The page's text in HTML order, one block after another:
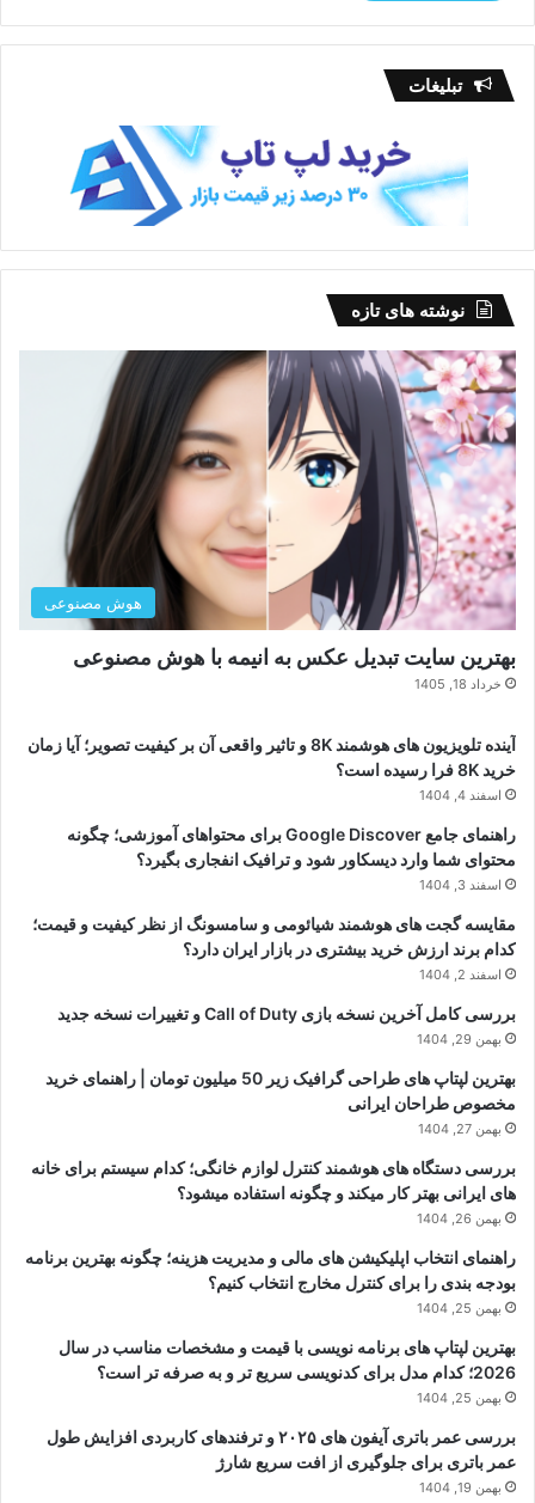
تبلیغات
نوشته های تازه
هوش مصنوعی
بهترین سایت تبدیل عکس به انیمه با هوش مصنوعی
خرداد 18, 1405
آینده تلویزیون های هوشمند 8K و تاثیر واقعی آن بر کیفیت تصویر؛ آیا زمان
خرید 8K فرا رسیده است؟
اسفند 4, 1404
راهنمای جامع Google Discover برای محتواهای آموزشی؛ چگونه
محتوای شما وارد دیسکاور شود و ترافیک انفجاری بگیرد؟
اسفند 3, 1404
مقایسه گجت های هوشمند شیائومی و سامسونگ از نظر کیفیت و قیمت؛
کدام برند ارزش خرید بیشتری در بازار ایران دارد؟
اسفند 2, 1404
بررسی کامل آخرین نسخه بازی Call of Duty و تغییرات نسخه جدید
بهمن 29, 1404
بهترین لپتاپ های طراحی گرافیک زیر 50 میلیون تومان | راهنمای خرید
مخصوص طراحان ایرانی
بهمن 27, 1404
بررسی دستگاه های هوشمند کنترل لوازم خانگی؛ کدام سیستم برای خانه
های ایرانی بهتر کار میکند و چگونه استفاده میشود؟
بهمن 26, 1404
راهنمای انتخاب اپلیکیشن های مالی و مدیریت هزینه؛ چگونه بهترین برنامه
بودجه بندی را برای کنترل مخارج انتخاب کنیم؟
بهمن 25, 1404
بهترین لپتاپ های برنامه نویسی با قیمت و مشخصات مناسب در سال
2026؛ کدام مدل برای کدنویسی سریع تر و به صرفه تر است؟
بهمن 25, 1404
بررسی عمر باتری آیفون های ۲۰۲۵ و ترفندهای کاربردی افزایش طول
عمر باتری برای جلوگیری از افت سریع شارژ
بهمن 19, 1404